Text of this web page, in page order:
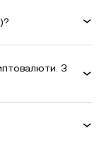
З